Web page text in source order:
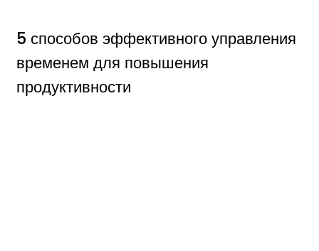
5 способов эффективного управления
временем для повышения
продуктивности